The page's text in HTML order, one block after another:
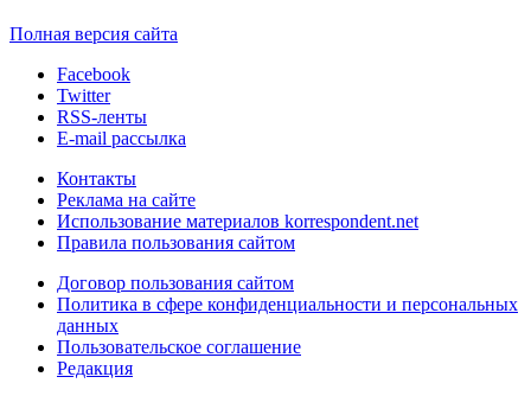
Полная версия сайта
Facebook
Twitter
RSS-ленты
E-mail рассылка
Контакты
Реклама на сайте
Использование материалов korrespondent.net
Правила пользования сайтом
Договор пользования сайтом
Политика в сфере конфиденциальности и персональных
данных
Пользовательское соглашение
Редакция